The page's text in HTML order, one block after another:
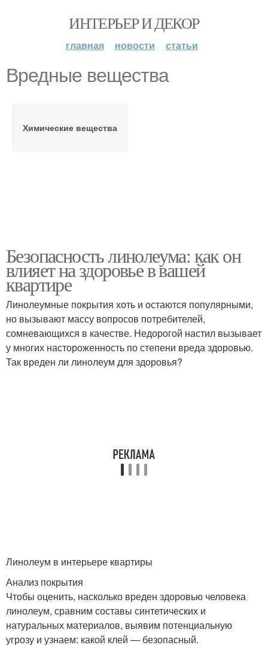
ИНТЕРЬЕР И ДЕКОР
главная новости статьи
Вредные вещества
Химические вещества
Безопасность линолеума: как он
влияет на здоровье в вашей
квартире
Линолеумные покрытия хоть и остаются популярными,
но вызывают массу вопросов потребителей,
сомневающихся в качестве. Недорогой настил вызывает
у многих настороженность по степени вреда здоровью.
Так вреден ли линолеум для здоровья?
Линолеум в интерьере квартиры
Анализ покрытия
Чтобы оценить, насколько вреден здоровью человека
линолеум, сравним составы синтетических и
натуральных материалов, выявим потенциальную
угрозу и узнаем: какой клей — безопасный.